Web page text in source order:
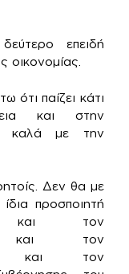
επειδή
οικονομίας.
ότι παίζει κάτι
και στην
καλά με την
Δεν θα με
προσποιητή
και τον
και τον
και τον